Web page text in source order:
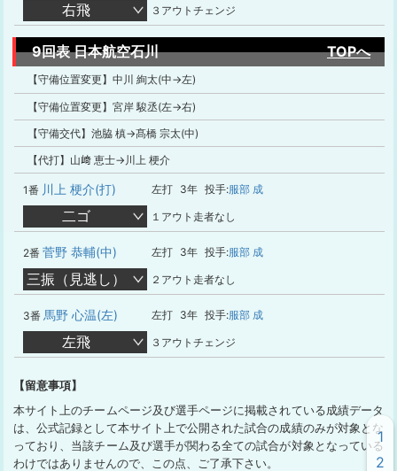
右飛 ３アウトチェンジ
9回表 日本航空石川 TOPへ
【守備位置変更】中川 絢太(中→左)
【守備位置変更】宮岸 駿丞(左→右)
【守備交代】池脇 槙→髙橋 宗太(中)
【代打】山﨑 恵士→川上 梗介
1番 川上 梗介(打) 左打 3年 投手:服部 成
二ゴ １アウト走者なし
2番 菅野 恭輔(中) 左打 3年 投手:服部 成
三振（見逃し） ２アウト走者なし
3番 馬野 心温(左) 左打 3年 投手:服部 成
左飛 ３アウトチェンジ
【留意事項】
本サイト上のチームページ及び選手ページに掲載されている成績データ
は、公式記録として本サイト上で公開された試合の成績のみが対象とな
っており、当該チーム及び選手が関わる全ての試合が対象となっている
わけではありませんので、この点、ご了承下さい。
1
2